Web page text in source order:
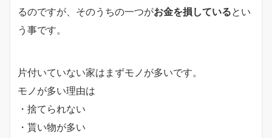
るのですが、そのうちの一つがお金を損しているとい
う事です。
片付いていない家はまずモノが多いです。
モノが多い理由は
・捨てられない
・貰い物が多い